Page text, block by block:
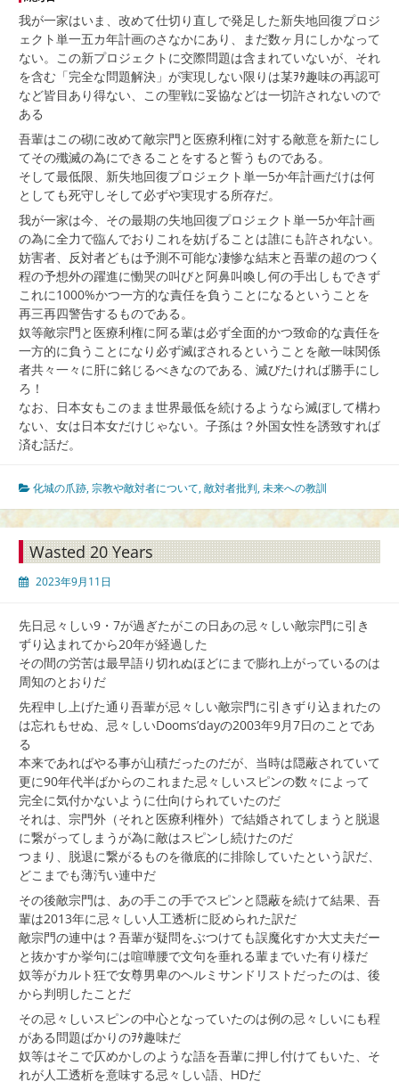
我が一家はいま、改めて仕切り直しで発足した新失地回復プロジ
ェクト単一五カ年計画のさなかにあり、まだ数ヶ月にしかなって
ない。この新プロジェクトに交際問題は含まれていないが、それ
を含む「完全な問題解決」が実現しない限りは某ｦﾀ趣味の再認可
など皆目あり得ない、この聖戦に妥協などは一切許されないので
ある
吾輩はこの砌に改めて敵宗門と医療利権に対する敵意を新たにし
てその殲滅の為にできることをすると誓うものである。
そして最低限、新失地回復プロジェクト単一5か年計画だけは何
としても死守しそして必ずや実現する所存だ。
我が一家は今、その最期の失地回復プロジェクト単一5か年計画
の為に全力で臨んでおりこれを妨げることは誰にも許されない。
妨害者、反対者どもは予測不可能な凄惨な結末と吾輩の超のつく
程の予想外の躍進に慟哭の叫びと阿鼻叫喚し何の手出しもできず
これに1000%かつ一方的な責任を負うことになるということを
再三再四警告するものである。
奴等敵宗門と医療利権に阿る輩は必ず全面的かつ致命的な責任を
一方的に負うことになり必ず滅ぼされるということを敵一味関係
者共々一々に肝に銘じるべきなのである、滅びたければ勝手にし
ろ！
なお、日本女もこのまま世界最低を続けるようなら滅ぼして構わ
ない、女は日本女だけじゃない。子孫は？外国女性を誘致すれば
済む話だ。
化城の爪跡,宗教や敵対者について,敵対者批判,未来への教訓
Wasted 20 Years
2023年9月11日
先日忌々しい9・7が過ぎたがこの日あの忌々しい敵宗門に引き
ずり込まれてから20年が経過した
その間の労苦は最早語り切れぬほどにまで膨れ上がっているのは
周知のとおりだ
先程申し上げた通り吾輩が忌々しい敵宗門に引きずり込まれたの
は忘れもせぬ、忌々しいDooms’dayの2003年9月7日のことであ
る
本来であればやる事が山積だったのだが、当時は隠蔽されていて
更に90年代半ばからのこれまた忌々しいスピンの数々によって
完全に気付かないように仕向けられていたのだ
それは、宗門外（それと医療利権外）で結婚されてしまうと脱退
に繋がってしまうが為に敵はスピンし続けたのだ
つまり、脱退に繋がるものを徹底的に排除していたという訳だ、
どこまでも薄汚い連中だ
その後敵宗門は、あの手この手でスピンと隠蔽を続けて結果、吾
輩は2013年に忌々しい人工透析に貶められた訳だ
敵宗門の連中は？吾輩が疑問をぶつけても誤魔化すか大丈夫だー
と抜かすか挙句には喧嘩腰で文句を垂れる輩までいた有り様だ
奴等がカルト狂で女尊男卑のヘルミサンドリストだったのは、後
から判明したことだ
その忌々しいスピンの中心となっていたのは例の忌々しいにも程
がある問題ばかりのｦﾀ趣味だ
奴等はそこで仄めかしのような語を吾輩に押し付けてもいた、そ
れが人工透析を意味する忌々しい語、HDだ